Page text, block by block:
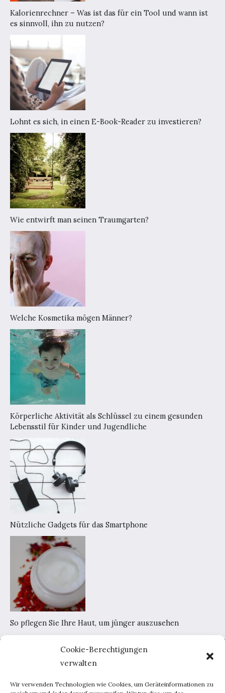
Cookie-Berechtigungen
verwalten
Wir verwenden Technologien wie Cookies, um Geräteinformationen zu
Kalorienrechner – Was ist das für ein Tool und wann ist
es sinnvoll, ihn zu nutzen?
Lohnt es sich, in einen E-Book-Reader zu investieren?
Wie entwirft man seinen Traumgarten?
Welche Kosmetika mögen Männer?
Körperliche Aktivität als Schlüssel zu einem gesunden
Lebensstil für Kinder und Jugendliche
Nützliche Gadgets für das Smartphone
So pflegen Sie Ihre Haut, um jünger auszusehen
Home